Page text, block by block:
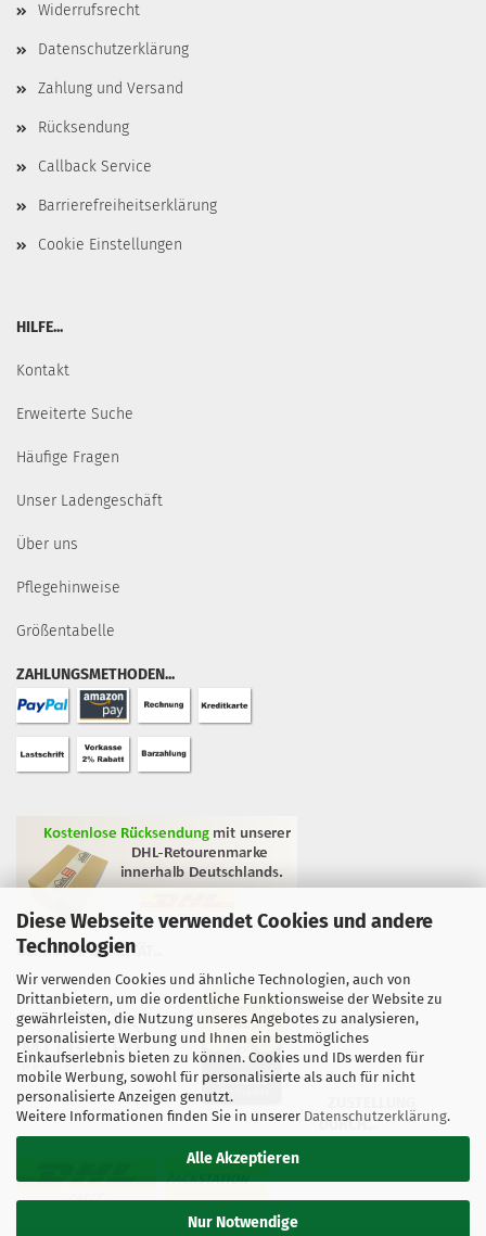
Diese Webseite verwendet Cookies und andere
Technologien
Wir verwenden Cookies und ähnliche Technologien, auch von
Drittanbietern, um die ordentliche Funktionsweise der Website zu
gewährleisten, die Nutzung unseres Angebotes zu analysieren,
personalisierte Werbung und Ihnen ein bestmögliches
Einkaufserlebnis bieten zu können. Cookies und IDs werden für
mobile Werbung, sowohl für personalisierte als auch für nicht
personalisierte Anzeigen genutzt.
Weitere Informationen finden Sie in unserer Datenschutzerklärung.
Alle Akzeptieren
Nur Notwendige
Widerrufsrecht
Datenschutzerklärung
Zahlung und Versand
Rücksendung
Callback Service
Barrierefreiheitserklärung
Cookie Einstellungen
HILFE...
Kontakt
Erweiterte Suche
Häufige Fragen
Unser Ladengeschäft
Über uns
Pflegehinweise
Größentabelle
ZAHLUNGSMETHODEN...
GEPRÜFTE QUALITÄT...
DURCH...